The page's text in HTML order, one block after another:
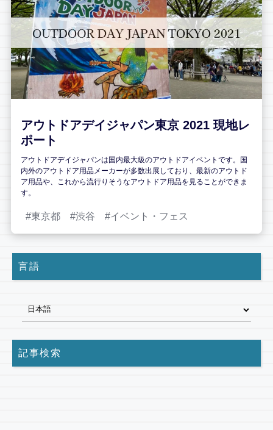
アウトドアデイジャパン東京 2021 現地レ
ポート
アウトドアデイジャパンは国内最大級のアウトドアイベントです。国
内外のアウトドア用品メーカーが多数出展しており、最新のアウトド
ア用品や、これから流行りそうなアウトドア用品を見ることができま
す。
東京都 渋谷 イベント・フェス
言語
記事検索